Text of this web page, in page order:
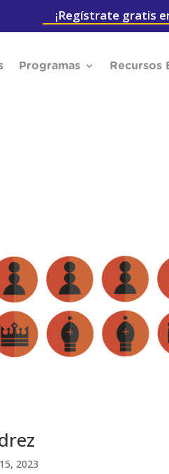
¡Regístrate gratis
Programas Recursos
2023